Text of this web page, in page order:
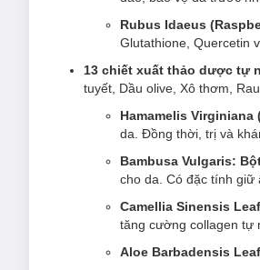
Rubus Idaeus
Glutathione, Quercetin
13 chiết xuất thảo dược tự
tuyết, Dầu olive, Xô thơm, Rau
Hamamelis Virginiana
da. Đồng thời, trị và
Bambusa Vulgaris:
cho da. Có đặc tính giữ
Camellia Sinensis
tăng cường collagen tự
Aloe Barbadensis